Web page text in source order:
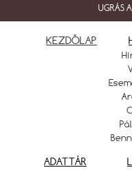
UGRÁS
KEZDŐLAP
ADATTÁR